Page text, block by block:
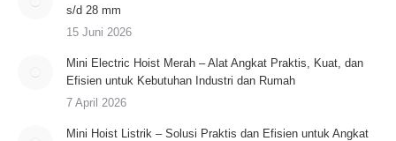
s/d 28 mm
15 Juni 2026
Mini Electric Hoist Merah – Alat Angkat Praktis, Kuat, dan
Efisien untuk Kebutuhan Industri dan Rumah
7 April 2026
Mini Hoist Listrik – Solusi Praktis dan Efisien untuk Angkat